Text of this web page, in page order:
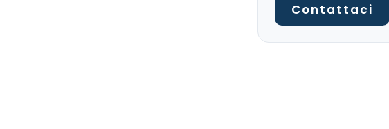
Contattaci